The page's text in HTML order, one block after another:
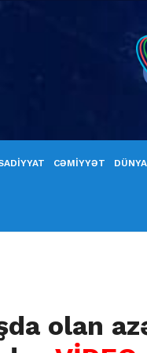
CƏMİYYƏT DÜNYA
olan